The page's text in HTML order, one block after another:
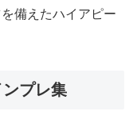
備えたハイアピー
プレ集